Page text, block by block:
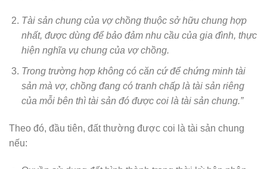
Tài sản chung của vợ chồng thuộc sở hữu chung hợp
nhất, được dùng để bảo đảm nhu cầu của gia đình, thực
hiện nghĩa vụ chung của vợ chồng.
Trong trường hợp không có căn cứ để chứng minh tài
sản mà vợ, chồng đang có tranh chấp là tài sản riêng
của mỗi bên thì tài sản đó được coi là tài sản chung.”
Theo đó, đầu tiên, đất thường được coi là tài sản chung
nếu: